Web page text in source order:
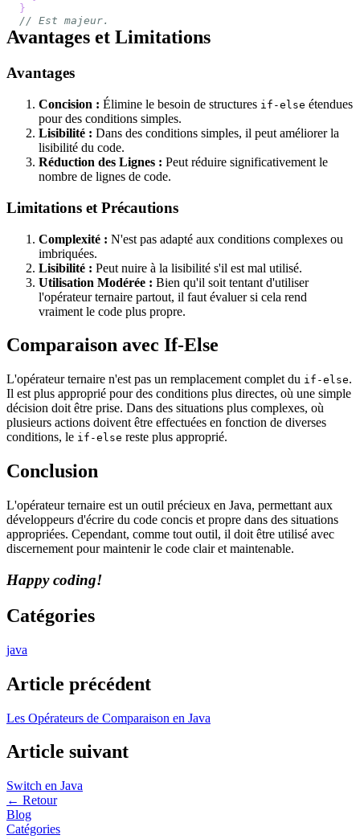
}
// Est majeur.
Avantages et Limitations
Avantages
Concision : Élimine le besoin de structures if-else étendues
pour des conditions simples.
Lisibilité : Dans des conditions simples, il peut améliorer la
lisibilité du code.
Réduction des Lignes : Peut réduire significativement le
nombre de lignes de code.
Limitations et Précautions
Complexité : N'est pas adapté aux conditions complexes ou
imbriquées.
Lisibilité : Peut nuire à la lisibilité s'il est mal utilisé.
Utilisation Modérée : Bien qu'il soit tentant d'utiliser
l'opérateur ternaire partout, il faut évaluer si cela rend
vraiment le code plus propre.
Comparaison avec If-Else
L'opérateur ternaire n'est pas un remplacement complet du if-else.
Il est plus approprié pour des conditions plus directes, où une simple
décision doit être prise. Dans des situations plus complexes, où
plusieurs actions doivent être effectuées en fonction de diverses
conditions, le if-else reste plus approprié.
Conclusion
L'opérateur ternaire est un outil précieux en Java, permettant aux
développeurs d'écrire du code concis et propre dans des situations
appropriées. Cependant, comme tout outil, il doit être utilisé avec
discernement pour maintenir le code clair et maintenable.
Happy coding!
Catégories
java
Article précédent
Les Opérateurs de Comparaison en Java
Article suivant
Switch en Java
← Retour
Blog
Catégories